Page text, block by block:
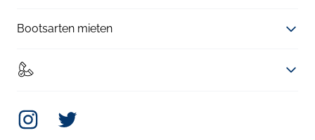
Bootsarten mieten
InstagramTwitter